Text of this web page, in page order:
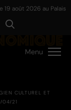
19 août 2026 au Palais
Menu
CULTUREL ET
04/21